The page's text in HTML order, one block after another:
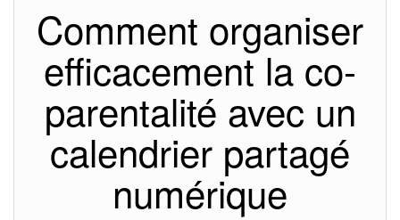
Comment organiser
efficacement la co-
parentalité avec un
calendrier partagé
numérique